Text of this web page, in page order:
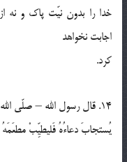
خدا را بدون نيّت پاك و نه
اجابت نخواهد
کرد.
14. قال رسول الله – صلّي الله عليه و آله – : مَن أحبَّ أن
يُستجابَ دعاءُهُ فَليطيِّبْ